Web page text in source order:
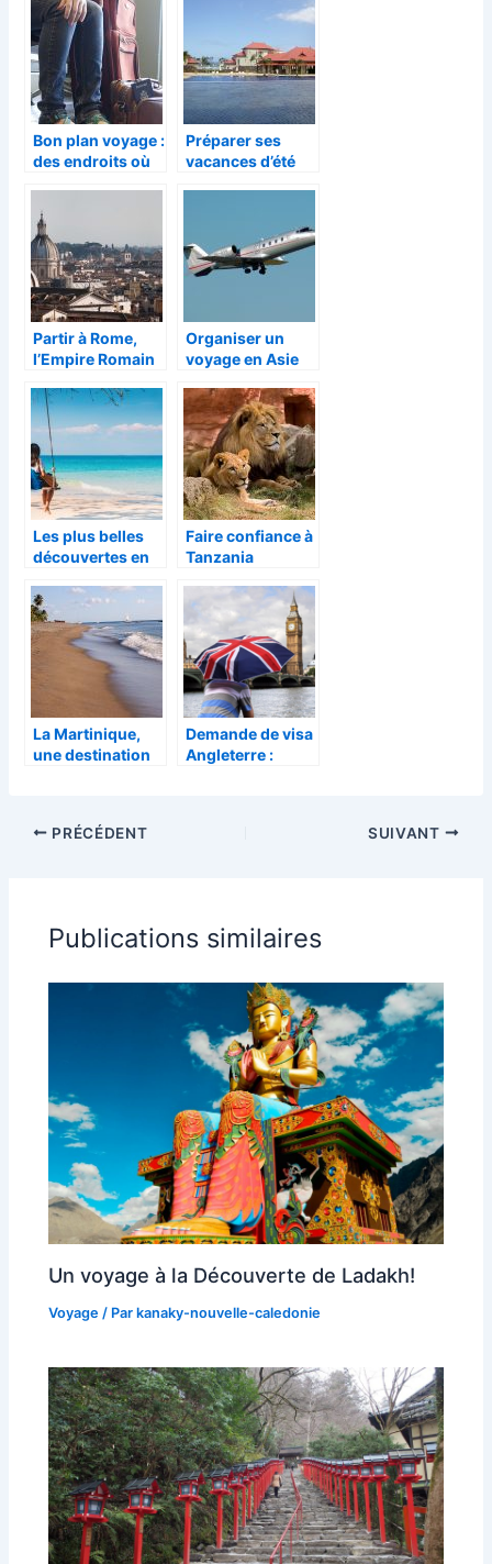
Bon plan voyage :
des endroits où
Préparer ses
vacances d’été
Partir à Rome,
l’Empire Romain
Organiser un
voyage en Asie
Les plus belles
découvertes en
Faire confiance à
Tanzania
organiser son
safari
La Martinique,
une destination
Demande de visa
Angleterre :
PRÉCÉDENT SUIVANT
Publications similaires
Un voyage à la Découverte de Ladakh!
Voyage / Parkanaky-nouvelle-caledonie